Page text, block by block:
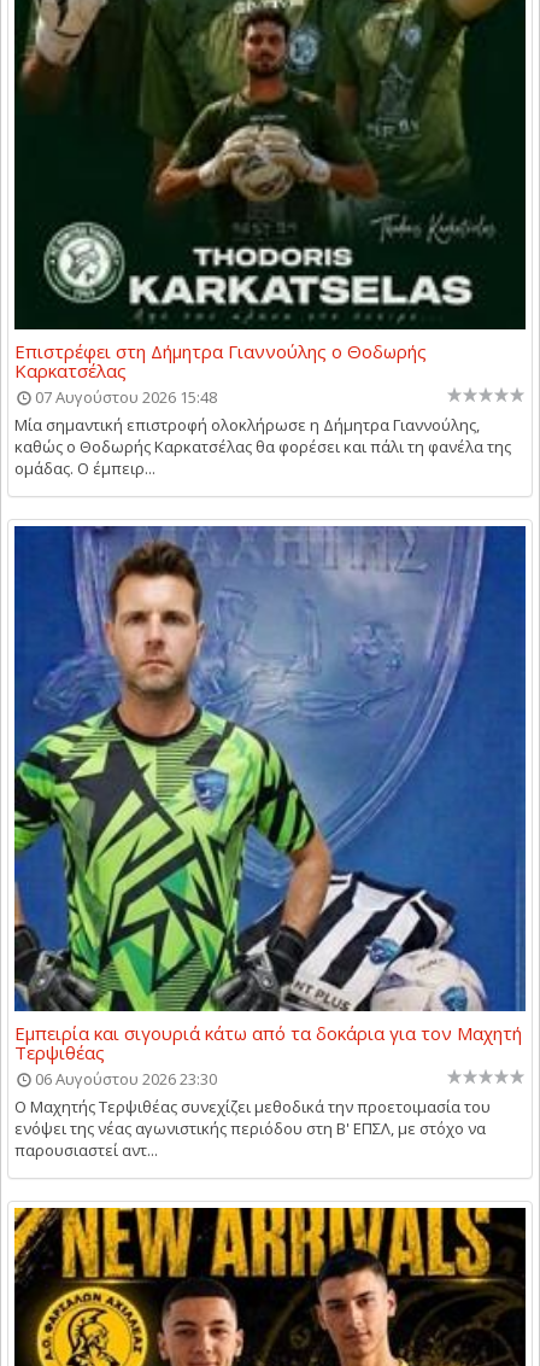
Επιστρέφει στη Δήμητρα Γιαννούλης ο Θοδωρής
Καρκατσέλας
07 Αυγούστου 2026 15:48
Μία σημαντική επιστροφή ολοκλήρωσε η Δήμητρα Γιαννούλης,
καθώς ο Θοδωρής Καρκατσέλας θα φορέσει και πάλι τη φανέλα της
ομάδας. Ο έμπειρ...
Εμπειρία και σιγουριά κάτω από τα δοκάρια για τον Μαχητή
Τερψιθέας
06 Αυγούστου 2026 23:30
Ο Μαχητής Τερψιθέας συνεχίζει μεθοδικά την προετοιμασία του
ενόψει της νέας αγωνιστικής περιόδου στη Β' ΕΠΣΛ, με στόχο να
παρουσιαστεί αντ...